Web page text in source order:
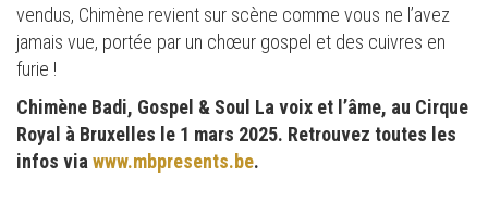
vendus, Chimène revient sur scène comme vous ne l’avez
jamais vue, portée par un chœur gospel et des cuivres en
furie !
Chimène Badi, Gospel & Soul La voix et l’âme, au Cirque
Royal à Bruxelles le 1 mars 2025. Retrouvez toutes les
infos via www.mbpresents.be.